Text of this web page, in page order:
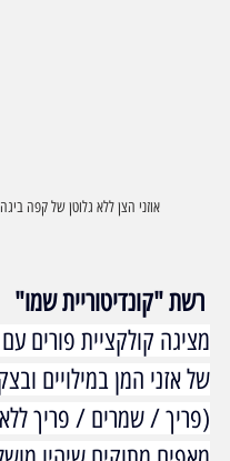
אוזני הצן ללא גלוטן של קפה
מציגה קולקציית פורים
של אזני המן במילויים
(פריך / שמרים / פריך